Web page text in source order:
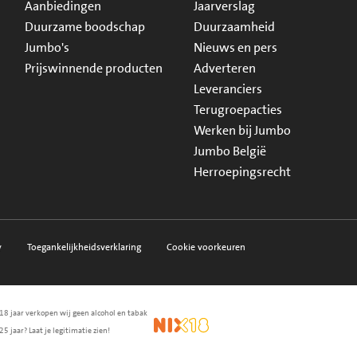
Aanbiedingen
Duurzame boodschap
Jumbo's
Prijswinnende producten
Jaarverslag
Duurzaamheid
Nieuws en pers
Adverteren
Leveranciers
Terugroepacties
Werken bij Jumbo
Jumbo België
Herroepingsrecht
Toegankelijkheidsverklaring Cookie voorkeuren
jaar verkopen wij geen alcohol en tabak
jaar? Laat je legitimatie zien!
NIX18